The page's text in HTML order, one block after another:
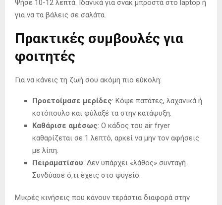
Ψήσε 10-12 λεπτά. Ιδανικά για σνακ μπροστά στο laptop ή
για να τα βάλεις σε σαλάτα.
Πρακτικές συμβουλές για
φοιτητές
Για να κάνεις τη ζωή σου ακόμη πιο εύκολη:
Προετοίμασε μερίδες: Κόψε πατάτες, λαχανικά ή
κοτόπουλο και φύλαξέ τα στην κατάψυξη.
Καθάρισε αμέσως: Ο κάδος του air fryer
καθαρίζεται σε 1 λεπτό, αρκεί να μην τον αφήσεις
με λίπη.
Πειραματίσου: Δεν υπάρχει «λάθος» συνταγή.
Συνδύασε ό,τι έχεις στο ψυγείο.
Μικρές κινήσεις που κάνουν τεράστια διαφορά στην